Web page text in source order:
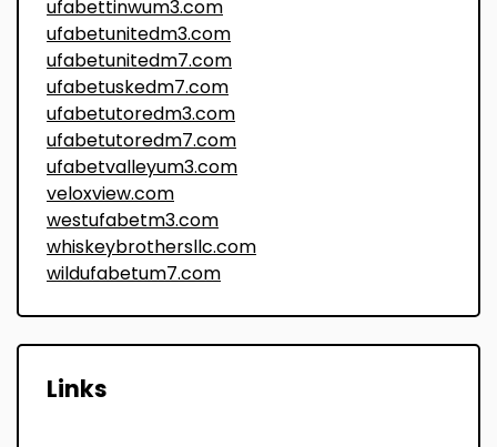
ufabettinwum3.com
ufabetunitedm3.com
ufabetunitedm7.com
ufabetuskedm7.com
ufabetutoredm3.com
ufabetutoredm7.com
ufabetvalleyum3.com
veloxview.com
westufabetm3.com
whiskeybrothersllc.com
wildufabetum7.com
Links